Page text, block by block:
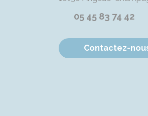
05 45 83 74 42
Contactez-